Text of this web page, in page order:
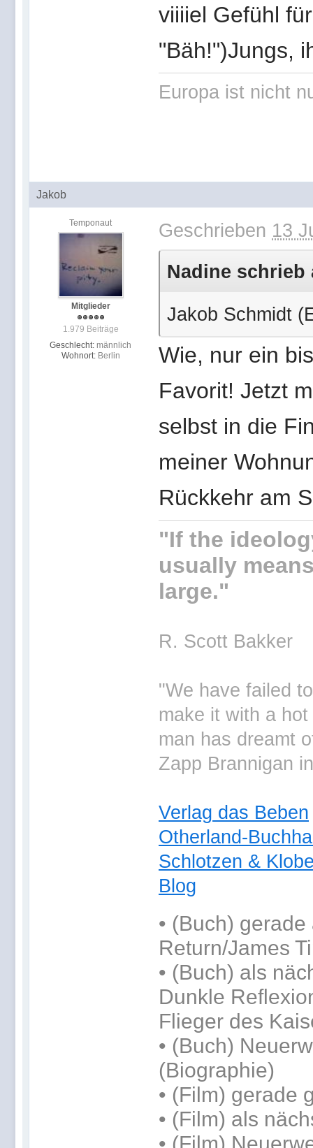
viiiiel Gefühl
"Bäh!")Jungs,
Europa ist nicht
Jakob
Temponaut
Mitglieder
1.979 Beiträge
Geschlecht: männlich
Wohnort: Berlin
Geschrieben 13
Nadine schrieb
Jakob Schmidt
Wie, nur ein
Favorit! Jetzt
selbst in die
meiner
Rückkehr am
"If the
usually
large."
R. Scott Bakker
"We have failed
make it with a
man has dreamt
Zapp Brannigan
Verlag das Beben
Otherland-
Schlotzen &
Blog
• (Buch) gerade
Return/James
• (Buch) als
Dunkle
Flieger des
• (Buch)
(Biographie)
• (Film) gerade
• (Film) als
• (Film)